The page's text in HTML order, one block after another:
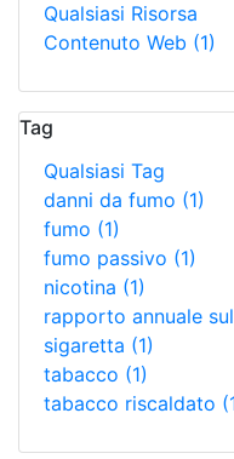
Qualsiasi Risorsa
Contenuto Web (1)
Tag
Qualsiasi Tag
danni da fumo (1)
fumo (1)
fumo passivo (1)
nicotina (1)
rapporto annuale
sigaretta (1)
tabacco (1)
tabacco riscaldato